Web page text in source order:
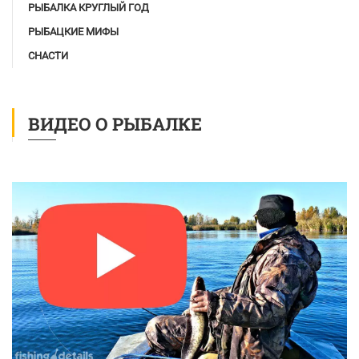
РЫБАЛКА КРУГЛЫЙ ГОД
РЫБАЦКИЕ МИФЫ
СНАСТИ
ВИДЕО О РЫБАЛКЕ